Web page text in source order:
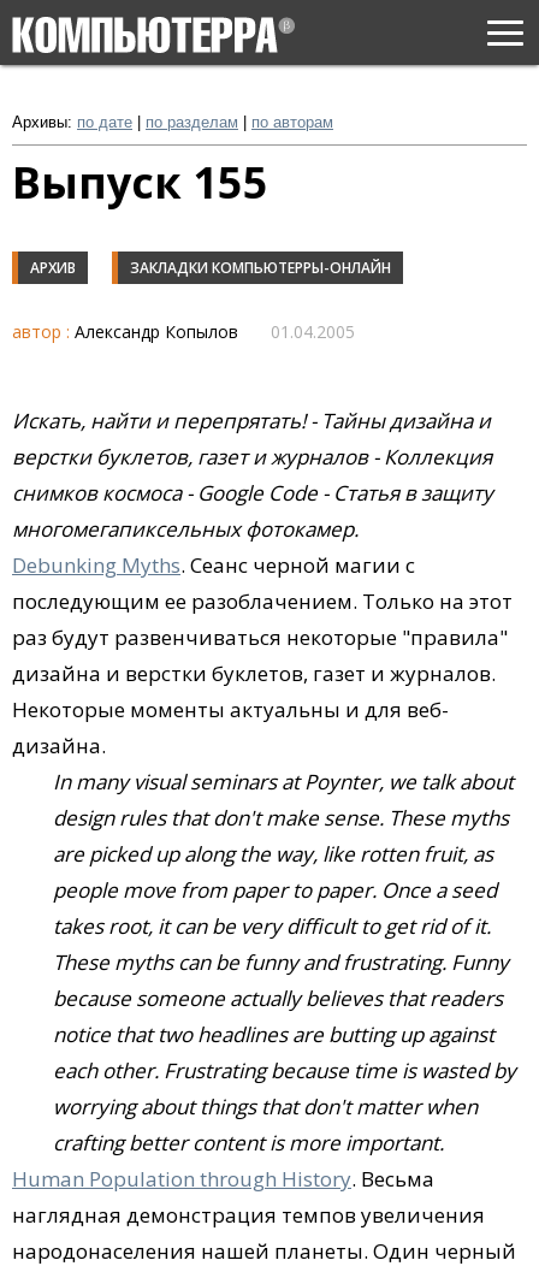
Архивы: по дате по разделам по авторам
Выпуск 155
АРХИВ ЗАКЛАДКИ КОМПЬЮТЕРРЫ-ОНЛАЙН
автор : Александр Копылов 01.04.2005
Искать, найти и перепрятать! - Тайны дизайна и
верстки буклетов, газет и журналов - Коллекция
снимков космоса - Google Code - Статья в защиту
многомегапиксельных фотокамер.
Debunking Myths. Сеанс черной магии с
последующим ее разоблачением. Только на этот
раз будут развенчиваться некоторые "правила"
дизайна и верстки буклетов, газет и журналов.
Некоторые моменты актуальны и для веб-
дизайна.
In many visual seminars at Poynter, we talk about
design rules that don't make sense. These myths
are picked up along the way, like rotten fruit, as
people move from paper to paper. Once a seed
takes root, it can be very difficult to get rid of it.
These myths can be funny and frustrating. Funny
because someone actually believes that readers
notice that two headlines are butting up against
each other. Frustrating because time is wasted by
worrying about things that don't matter when
crafting better content is more important.
Human Population through History. Весьма
наглядная демонстрация темпов увеличения
народонаселения нашей планеты. Один черный